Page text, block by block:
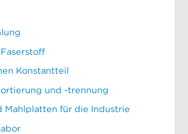
Konstantteil
und -trennung
Mahlplatten für die Industrie